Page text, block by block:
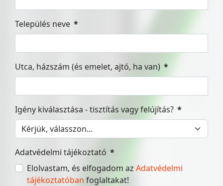
Település neve *
Utca, házszám (és emelet, ajtó, ha van) *
Igény kiválasztása - tisztítás vagy felújítás? *
Adatvédelmi tájékoztató *
Elolvastam, és elfogadom az Adatvédelmi
tájékoztatóban foglaltakat!